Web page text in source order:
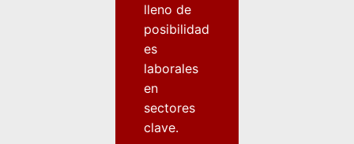
lleno de
posibilidad
es
laborales
en
sectores
clave.